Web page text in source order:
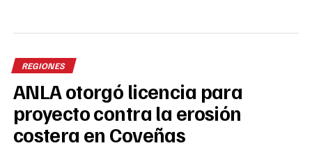
REGIONES
ANLA otorgó licencia para
proyecto contra la erosión
costera en Coveñas